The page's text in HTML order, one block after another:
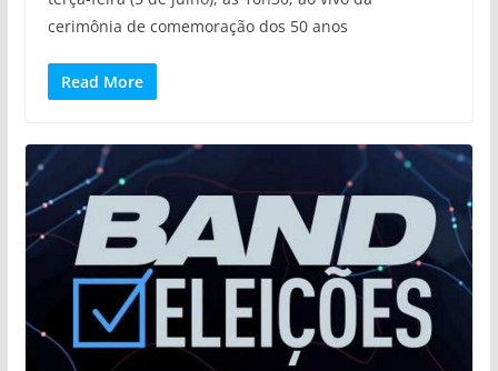
cerimônia de comemoração dos 50 anos
Read More